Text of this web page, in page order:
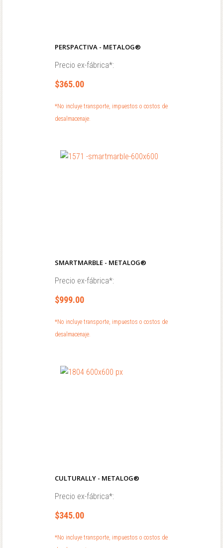
PERSPACTIVA - METALOG®
Precio ex-fábrica*:
$365.00
*No incluye transporte, impuestos o costos de
desalmacenaje.
SMARTMARBLE - METALOG®
Precio ex-fábrica*:
$999.00
*No incluye transporte, impuestos o costos de
desalmacenaje.
CULTURALLY - METALOG®
Precio ex-fábrica*:
$345.00
*No incluye transporte, impuestos o costos de